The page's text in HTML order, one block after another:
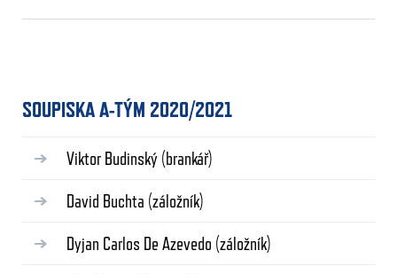
SOUPISKA A-TÝM 2020/2021
Viktor Budinský (brankář)
David Buchta (záložník)
Dyjan Carlos De Azevedo (záložník)